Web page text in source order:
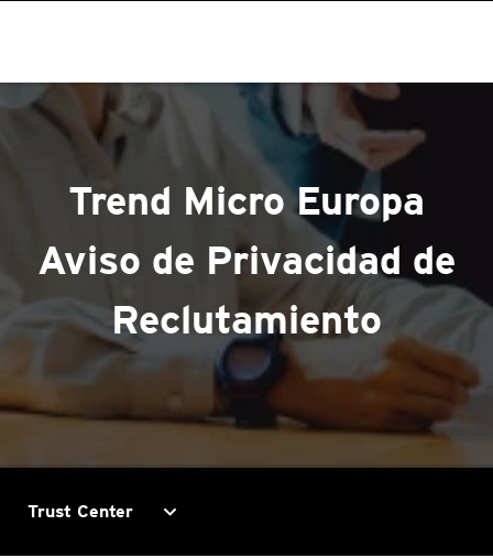
Trend Micro Europa
Aviso de Privacidad de
Reclutamiento
Trust Center expand_more